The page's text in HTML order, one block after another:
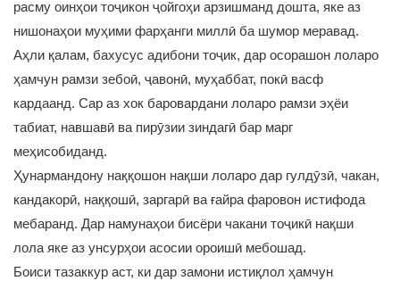
расму оинҳои тоҷикон ҷойгоҳи арзишманд дошта, яке аз
нишонаҳои муҳими фарҳанги миллӣ ба шумор меравад.
Аҳли қалам, бахусус адибони тоҷик, дар осорашон лоларо
ҳамчун рамзи зебоӣ, ҷавонӣ, муҳаббат, покӣ васф
кардаанд. Сар аз хок баровардани лоларо рамзи эҳёи
табиат, навшавӣ ва пирӯзии зиндагӣ бар марг
меҳисобиданд.
Ҳунармандону наққошон нақши лоларо дар гулдӯзӣ, чакан,
кандакорӣ, наққошӣ, заргарӣ ва ғайра фаровон истифода
мебаранд. Дар намунаҳои бисёри чакани тоҷикӣ нақши
лола яке аз унсурҳои асосии ороишӣ мебошад.
Боиси тазаккур аст, ки дар замони истиқлол ҳамчун